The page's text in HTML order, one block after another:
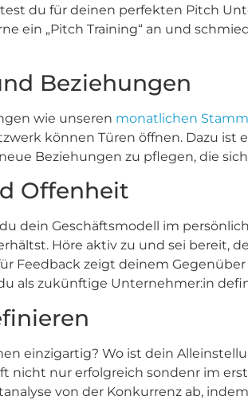
du für deinen perfekten Pitch
ein „Pitch Training“ an und
Beziehungen
wie unseren monatlichen
können Türen öffnen. Dazu ist
Beziehungen zu pflegen, die
Offenheit
dein Geschäftsmodell im
Höre aktiv zu und sei bereit,
Feedback zeigt deinem
als zukünftige Unternehmer:in
einzigartig? Wo ist dein
nicht nur erfolgreich sondenr im
von der Konkurrenz ab,